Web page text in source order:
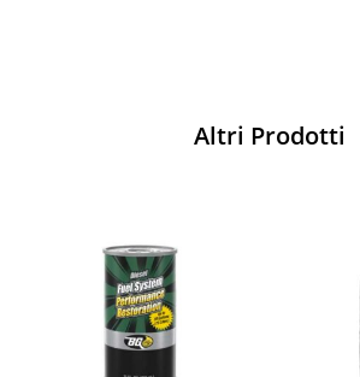
Altri Prodotti